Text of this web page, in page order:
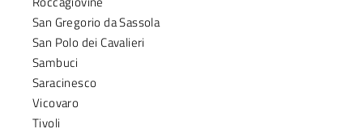
San Gregorio da Sassola
San Polo dei Cavalieri
Sambuci
Saracinesco
Vicovaro
Tivoli